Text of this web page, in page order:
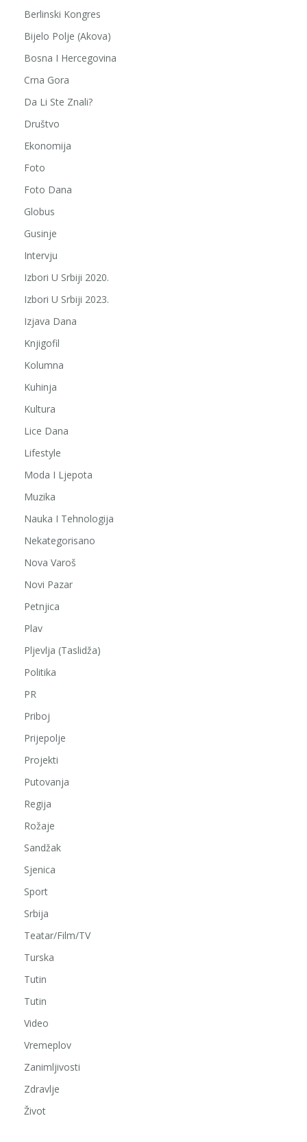
Berlinski Kongres
Bijelo Polje (Akova)
Bosna I Hercegovina
Crna Gora
Da Li Ste Znali?
Društvo
Ekonomija
Foto
Foto Dana
Globus
Gusinje
Intervju
Izbori U Srbiji 2020.
Izbori U Srbiji 2023.
Izjava Dana
Knjigofil
Kolumna
Kuhinja
Kultura
Lice Dana
Lifestyle
Moda I Ljepota
Muzika
Nauka I Tehnologija
Nekategorisano
Nova Varoš
Novi Pazar
Petnjica
Plav
Pljevlja (Taslidža)
Politika
PR
Priboj
Prijepolje
Projekti
Putovanja
Regija
Rožaje
Sandžak
Sjenica
Sport
Srbija
Teatar/Film/TV
Turska
Tutin
Tutin
Video
Vremeplov
Zanimljivosti
Zdravlje
Život